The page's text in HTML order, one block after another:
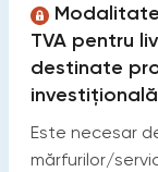
TVA pentru
destinate
investițională
Este necesar
mărfurilor/